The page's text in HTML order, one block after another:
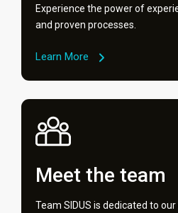
Experience the power of
and proven processes.
Learn More
Meet the team
Team SIDUS is dedicated to